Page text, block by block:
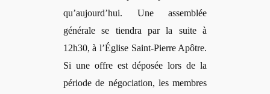
qu’aujourd’hui. Une assemblée
générale se tiendra par la suite à
12h30, à l’Église Saint-Pierre Apôtre.
Si une offre est déposée lors de la
période de négociation, les membres